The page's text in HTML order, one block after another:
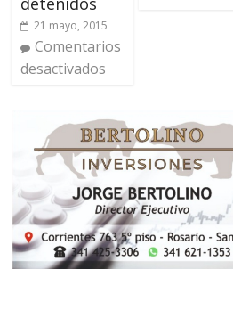
21 mayo, 2015
Comentarios
desactivados